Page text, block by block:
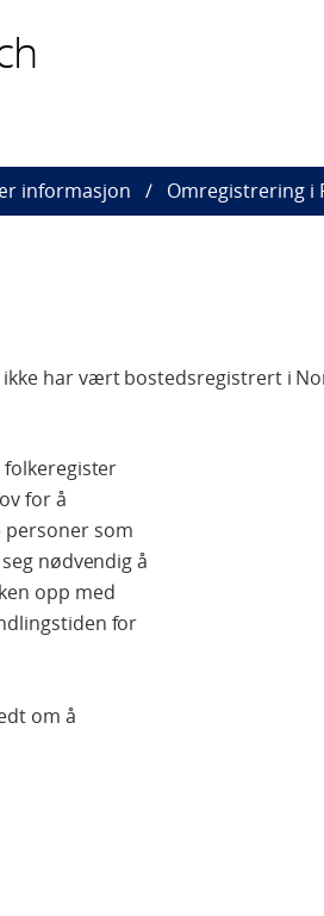
informasjon Omregistrering i
har vært bostedsregistrert i
for å
personer som
nødvendig å
opp med
for
om å